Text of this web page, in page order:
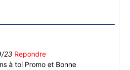
23 Repondre
à toi Promo et Bonne